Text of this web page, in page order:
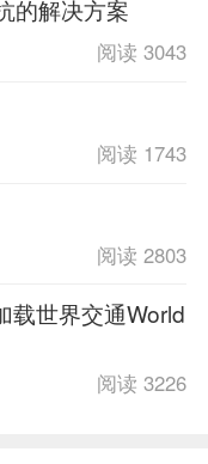
的解决方案
阅读 3043
阅读 1743
阅读 2803
载世界交通World
阅读 3226